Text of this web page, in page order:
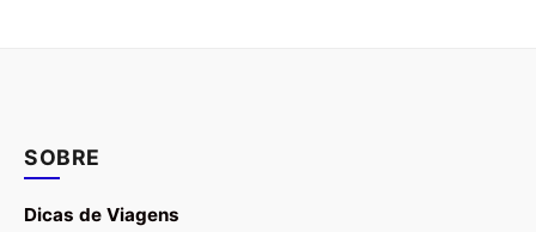
SOBRE
Dicas de Viagens